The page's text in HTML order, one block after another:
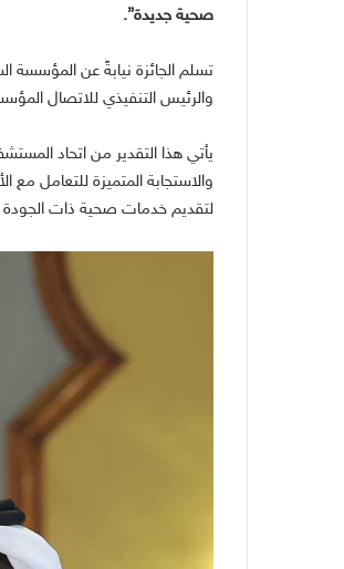
صحية جديدة”.
تسلم الجائزة نيابةً عن المؤسسة
والرئيس التنفيذي للاتصال
يأتي هذا التقدير من اتحاد
والاستجابة المتميزة للتعامل مع
لتقديم خدمات صحية ذات الجودة